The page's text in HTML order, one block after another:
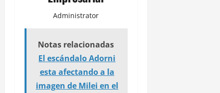
Administrator
Notas relacionadas
El escándalo Adorni
esta afectando a la
imagen de Milei en el